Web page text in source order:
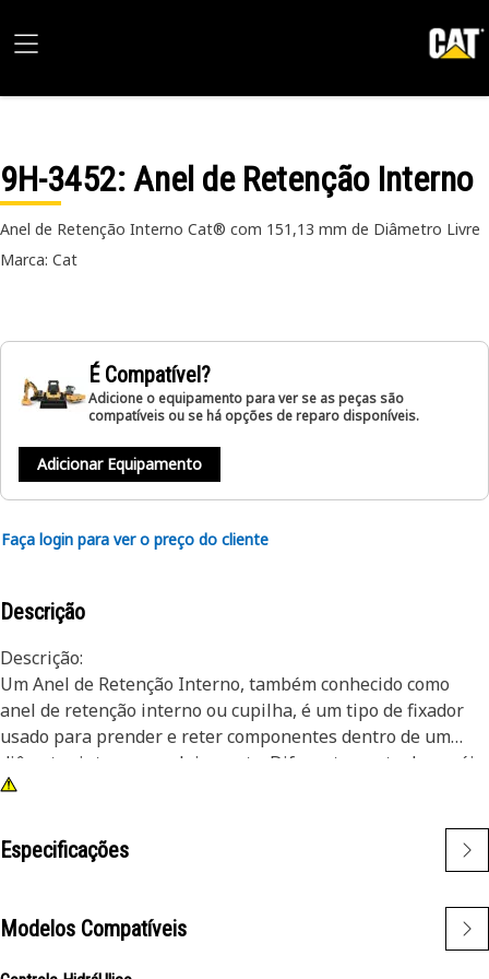
9H-3452: Anel de Retenção Interno
Anel de Retenção Interno Cat® com 151,13 mm de Diâmetro Livre
Marca: Cat
É Compatível?
Adicione o equipamento para ver se as peças são
compatíveis ou se há opções de reparo disponíveis.
Adicionar Equipamento
Faça login para ver o preço do cliente
Descrição
Descrição:
Um Anel de Retenção Interno, também conhecido como
anel de retenção interno ou cupilha, é um tipo de fixador
usado para prender e reter componentes dentro de um
diâmetro interno ou alojamento. Diferentemente dos anéis
de retenção externos instalados em um eixo ou pino, os
diâmetro interno ou sulco para reter componentes no lugar.
A finalidade principal de um anel de retenção interno é
componentes dentro de um diâmetro interno ou
alojamento. Ele funciona como um dispositivo retentor,
retendo em segurança componentes como rolamentos,
Especificações
Modelos Compatíveis